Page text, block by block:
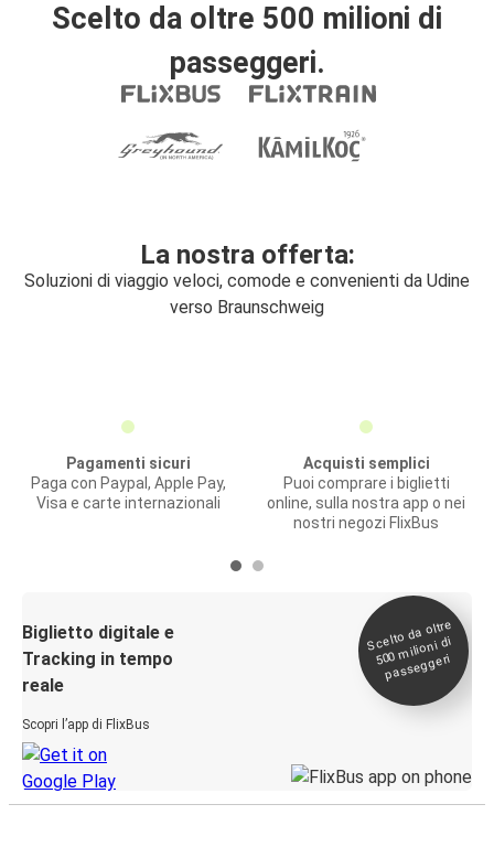
Scelto da oltre 500 milioni di
passeggeri.
La nostra offerta:
Soluzioni di viaggio veloci, comode e convenienti da Udine
verso Braunschweig
Pagamenti sicuri
Paga con Paypal, Apple Pay,
Visa e carte internazionali
Acquisti semplici
Puoi comprare i biglietti
online, sulla nostra app o nei
nostri negozi FlixBus
Biglietto digitale e
Tracking in tempo
reale
Scopri l’app di FlixBus
Scelto da oltre
500
milioni di
passeggeri